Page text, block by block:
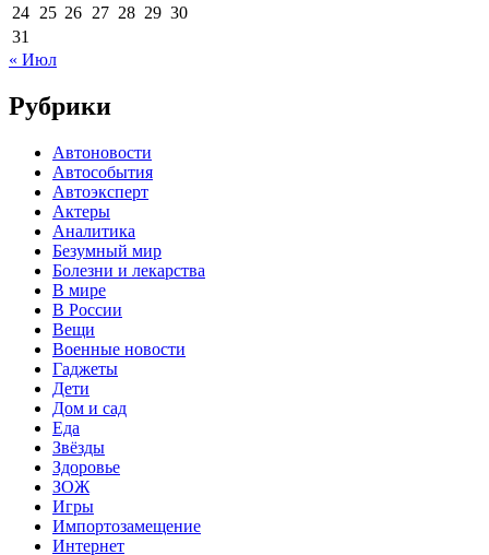
24 25 26 27 28 29 30
31
« Июл
Рубрики
Автоновости
Автособытия
Автоэксперт
Актеры
Аналитика
Безумный мир
Болезни и лекарства
В мире
В России
Вещи
Военные новости
Гаджеты
Дети
Дом и сад
Еда
Звёзды
Здоровье
ЗОЖ
Игры
Импортозамещение
Интернет